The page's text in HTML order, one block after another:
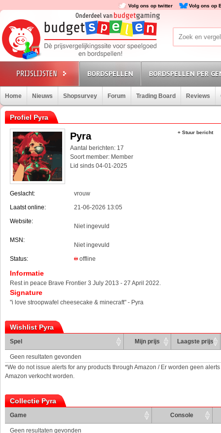
Volg ons op twitter Volg ons op
BORDSPELLEN BORDSPELLEN PER
Home Nieuws Shopsurvey Forum Trading Board Reviews
Profiel Pyra
Pyra
Aantal berichten: 17
Soort member: Member
Lid sinds 04-01-2025
Geslacht:
vrouw
Laatst online:
21-06-2026 13:05
Website:
Niet ingevuld
MSN:
Niet ingevuld
Status:
offline
Informatie
Rest in peace Brave Frontier 3 July 2013 - 27 April 2022.
Signature
''i love stroopwafel cheesecake & minecraft" - Pyra
+ Stuur bericht
Wishlist Pyra
Spel Mijn prijs Laagste prijs
Geen resultaten gevonden
*We do not issue alerts for any products through Amazon / Er worden geen
Amazon verkocht worden.
Collectie Pyra
Game Console
Geen resultaten gevonden